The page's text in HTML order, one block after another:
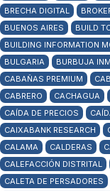
BRECHA DIGITAL
BUENOS AIRES
BUILD
BUILDING INFORMATION
BULGARIA
BURBUJA
CABAÑAS PREMIUM
CABRERO
CACHAGUA
CAÍDA DE PRECIOS
CAIXABANK RESEARCH
CALAMA
CALDERAS
CALEFACCIÓN DISTRITAL
CALETA DE PERSADORES